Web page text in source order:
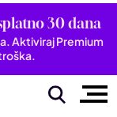
30 dana
Aktiviraj Premium